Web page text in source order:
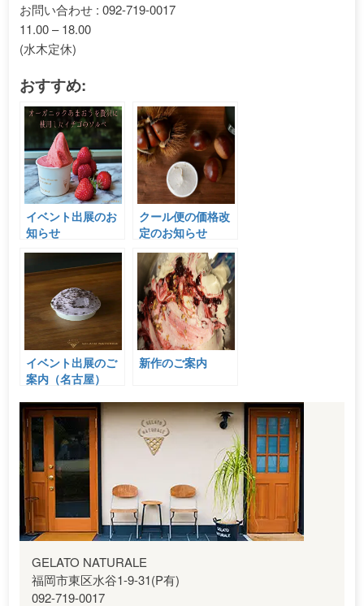
お問い合わせ : 092-719-0017
11.00 – 18.00
(水木定休)
おすすめ:
イベント出展のお
知らせ
クール便の価格改
定のお知らせ
イベント出展のご
案内（名古屋）
新作のご案内
GELATO NATURALE
福岡市東区水谷1-9-31(P有)
092-719-0017